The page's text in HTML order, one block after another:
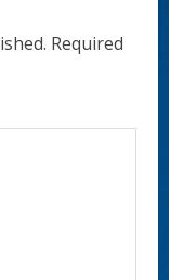
Required